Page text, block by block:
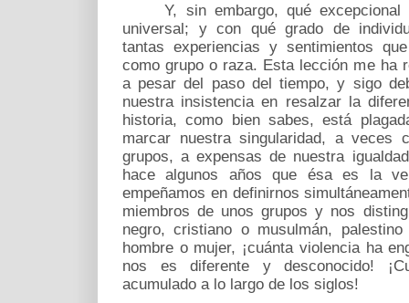
Y, sin embargo, qué excepcional
universal; y con qué grado de
tantas experiencias y sentimientos
como grupo o raza. Esta lección me ha
a pesar del paso del tiempo, y sigo
nuestra insistencia en resalzar la
historia, como bien sabes, está
marcar nuestra singularidad, a veces
grupos, a expensas de nuestra
hace algunos años que ésa es la
empeñamos en definirnos
miembros de unos grupos y nos
negro, cristiano o musulmán,
hombre o mujer, ¡cuánta violencia ha
nos es diferente y desconocido!
acumulado a lo largo de los siglos!